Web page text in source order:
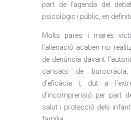
part de l’agenda del
psicològic i públic, en
Molts pares i mares
l’alienació acaben no
de denúncia davant
cansats de
d’eficàcia i, dut a
d’incomprensió per part
salut i protecció dels